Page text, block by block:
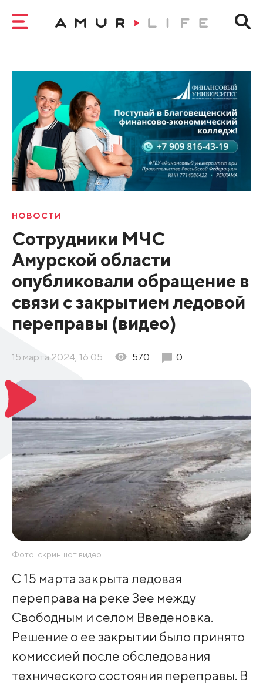
НОВОСТИ
Сотрудники МЧС
Амурской области
опубликовали обращение в
связи с закрытием ледовой
переправы (видео)
15 марта 2024, 16:05 570 0
Фото: скриншот видео
С 15 марта закрыта ледовая
переправа на реке Зее между
Свободным и селом Введеновка.
Решение о ее закрытии было принято
комиссией после обследования
технического состояния переправы. В